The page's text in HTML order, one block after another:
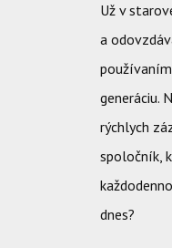
Už v
a
generáciu.
rýchlych
spoločník,
dnes?